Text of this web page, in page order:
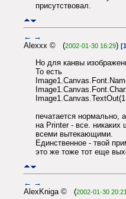
присутствовал.
← →
Alexxx © (2002-01-30 16:29)
Но для канвы
То есть
печатается нормально,
на Printer - все.
всеми вытекающими.
Единственное - твой
это же тоже тот еще
← →
AlexKniga © (2002-01-30 20:21